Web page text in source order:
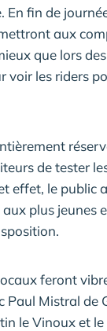
fin de
aux
que lors
les riders
de tester
effet, le public
plus jeunes
feront
Paul Mistral de
le Vinoux et